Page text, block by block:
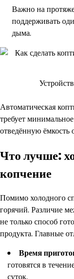
Важно на
поддерживать
дыма.
Автоматическая
требует
отведённую ёмкость
Что лучше:
копчение
Помимо холодного
горячий. Различие
не только способ
продукта. Главные
Время
готовятся в